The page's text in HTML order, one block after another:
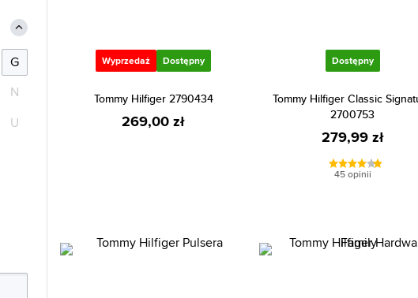
Wyprzedaż Dostępny
Tommy Hilfiger 2790434
269,00 zł
Dostępny
Tommy Hilfiger Classic
2700753
279,99 zł
45 opinii
G
N
U